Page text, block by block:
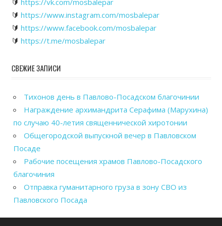
🔰 https://vk.com/mosbalepar
🔰 https://www.instagram.com/mosbalepar
🔰 https://www.facebook.com/mosbalepar
🔰 https://t.me/mosbalepar
СВЕЖИЕ ЗАПИСИ
Тихонов день в Павлово-Посадском благочинии
Награждение архимандрита Серафима (Марухина)
по случаю 40-летия священнической хиротонии
Общегородской выпускной вечер в Павловском
Посаде
Рабочие посещения храмов Павлово-Посадского
благочиния
Отправка гуманитарного груза в зону СВО из
Павловского Посада